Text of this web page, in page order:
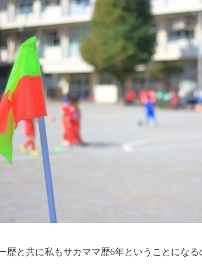
歴と共に私もサカママ歴6年ということにな